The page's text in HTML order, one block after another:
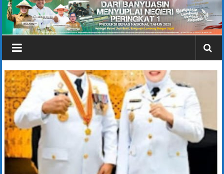
Faktual
Berimbang
dan
Terpercaya